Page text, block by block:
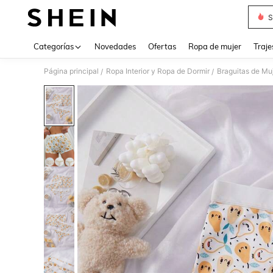
Categorías Novedades Ofertas Ropa de mujer
Página principal / Ropa Interior y Ropa de Dormir / Braguitas de